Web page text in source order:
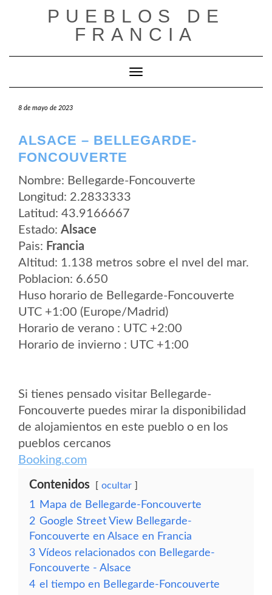
PUEBLOS DE
FRANCIA
Cambiar modo de navegación
8 de mayo de 2023
ALSACE – BELLEGARDE-
FONCOUVERTE
Nombre: Bellegarde-Foncouverte
Longitud: 2.2833333
Latitud: 43.9166667
Estado: Alsace
Pais: Francia
Altitud: 1.138 metros sobre el nvel del mar.
Poblacion: 6.650
Huso horario de Bellegarde-Foncouverte
UTC +1:00 (Europe/Madrid)
Horario de verano : UTC +2:00
Horario de invierno : UTC +1:00
Si tienes pensado visitar Bellegarde-
Foncouverte puedes mirar la disponibilidad
de alojamientos en este pueblo o en los
pueblos cercanos
Booking.com
Contenidos ocultar
1
Mapa de Bellegarde-Foncouverte
2 Google Street View Bellegarde-
Foncouverte en Alsace en Francia
3 Vídeos relacionados con Bellegarde-
Foncouverte - Alsace
4 el tiempo en Bellegarde-Foncouverte